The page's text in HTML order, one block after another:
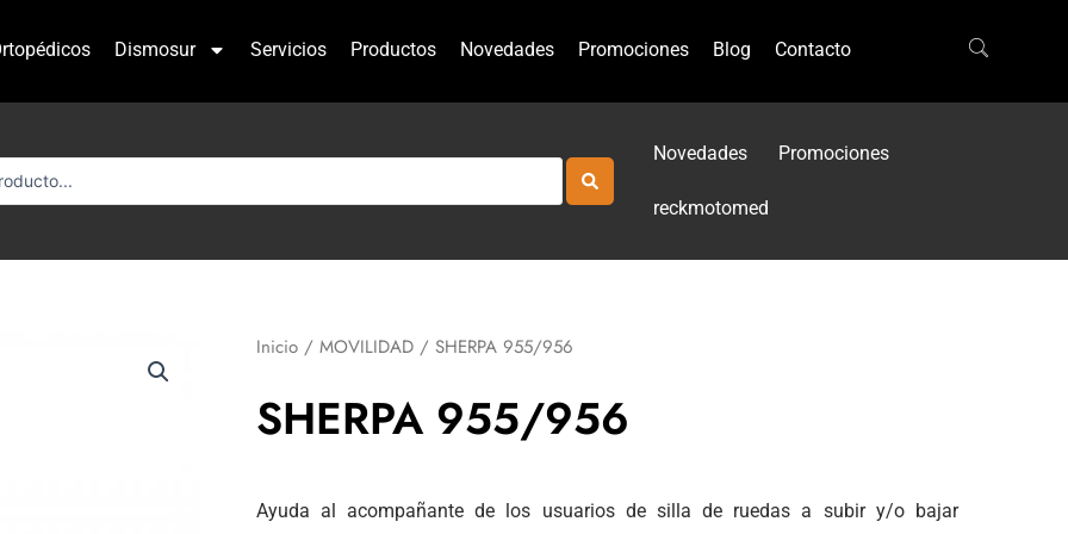
Dismosur Servicios Productos Novedades Promociones Blog Contacto
Novedades Promociones
reckmotomed
Inicio/ MOVILIDAD/ SHERPA 955/956
SHERPA 955/956
Ayuda al acompañante de los usuarios de silla de ruedas a subir y/o bajar